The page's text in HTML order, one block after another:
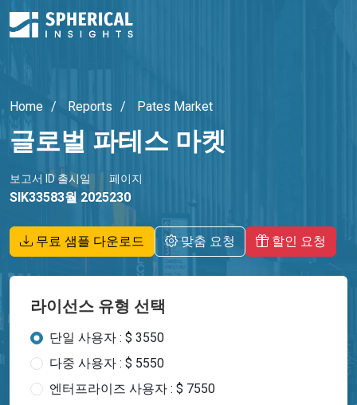
Home Reports Pates Market
글로벌 파테스 마켓
보고서 ID
SIK3358
출시일
3월 2025
페이지
230
무료 샘플 다운로드 맞춤 요청 할인 요청
라이선스 유형 선택
단일 사용자 : $ 3550
다중 사용자 : $ 5550
엔터프라이즈 사용자 : $ 7550